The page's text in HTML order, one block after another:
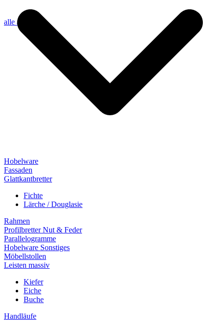
alle anzeigen
Hobelware
Fassaden
Glattkantbretter
Fichte
Lärche / Douglasie
Rahmen
Profilbretter Nut & Feder
Parallelogramme
Hobelware Sonstiges
Möbellstollen
Leisten massiv
Kiefer
Eiche
Buche
Handläufe